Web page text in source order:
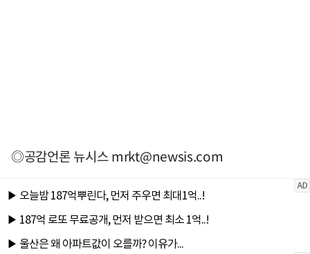
◎공감언론 뉴시스mrkt@newsis.com